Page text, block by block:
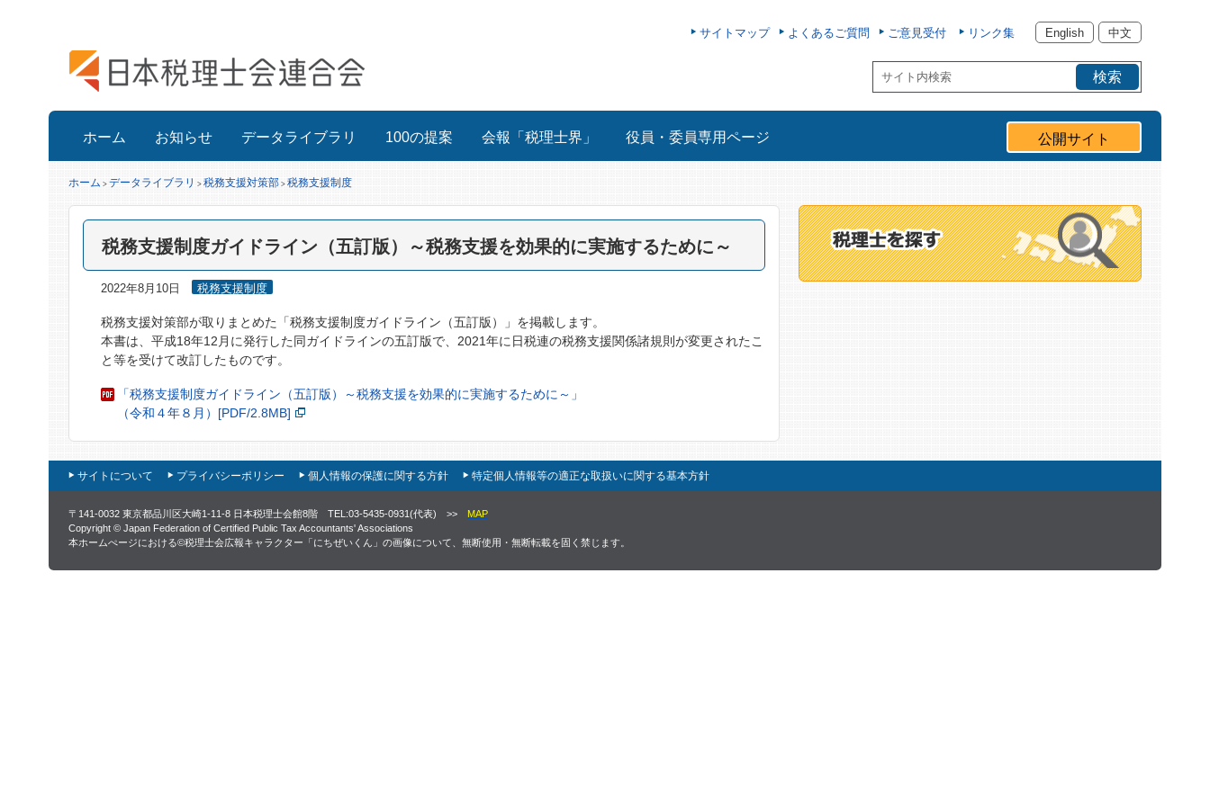
サイトマップ よくあるご質問 ご意見受付 リンク集 English 中文
公開サイト
ホーム お知らせ データライブラリ 100の提案 会報「税理士界」 役員・委員専用ページ
ホーム >データライブラリ >税務支援対策部 >税務支援制度
税務支援制度ガイドライン（五訂版）～税務支援を効果的に実施するために～
2022年8月10日 税務支援制度
税務支援対策部が取りまとめた「税務支援制度ガイドライン（五訂版）」を掲載します。
本書は、平成18年12月に発行した同ガイドラインの五訂版で、2021年に日税連の税務支援関係諸規則が変更されたこ
と等を受けて改訂したものです。
「税務支援制度ガイドライン（五訂版）～税務支援を効果的に実施するために～」
（令和４年８月）[PDF/2.8MB]
サイトについて プライバシーポリシー 個人情報の保護に関する方針 特定個人情報等の適正な取扱いに関する基本方針
〒141-0032 東京都品川区大崎1-11-8 日本税理士会館8階 TEL:03-5435-0931(代表) >> MAP
Copyright © Japan Federation of Certified Public Tax Accountants' Associations
本ホームぺージにおける©税理士会広報キャラクター「にちぜいくん」の画像について、無断使用・無断転載を固く禁じます。